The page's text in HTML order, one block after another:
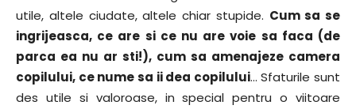
utile, altele ciudate, altele chiar stupide. Cum sa se
ingrijeasca, ce are si ce nu are voie sa faca (de
parca ea nu ar sti!), cum sa amenajeze camera
copilului, ce nume sa ii dea copilului… Sfaturile sunt
des utile si valoroase, in special pentru o viitoare